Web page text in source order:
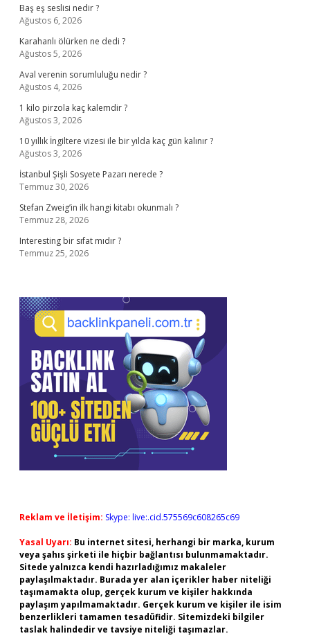
Baş eş seslisi nedir ?
Ağustos 6, 2026
Karahanlı ölürken ne dedi ?
Ağustos 5, 2026
Aval verenin sorumluluğu nedir ?
Ağustos 4, 2026
1 kilo pirzola kaç kalemdir ?
Ağustos 3, 2026
10 yıllık İngiltere vizesi ile bir yılda kaç gün kalınır ?
Ağustos 3, 2026
İstanbul Şişli Sosyete Pazarı nerede ?
Temmuz 30, 2026
Stefan Zweig’in ilk hangi kitabı okunmalı ?
Temmuz 28, 2026
Interesting bir sıfat mıdır ?
Temmuz 25, 2026
Reklam ve İletişim: Skype: live:.cid.575569c608265c69
Yasal Uyarı: Bu internet sitesi, herhangi bir marka, kurum
veya şahıs şirketi ile hiçbir bağlantısı bulunmamaktadır.
Sitede yalnızca kendi hazırladığımız makaleler
paylaşılmaktadır. Burada yer alan içerikler haber niteliği
taşımamakta olup, gerçek kurum ve kişiler hakkında
paylaşım yapılmamaktadır. Gerçek kurum ve kişiler ile isim
benzerlikleri tamamen tesadüfidir. Sitemizdeki bilgiler
taslak halindedir ve tavsiye niteliği taşımazlar.